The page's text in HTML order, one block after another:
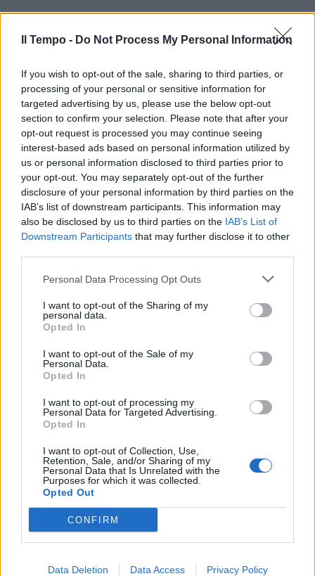
Il Tempo - Do Not Process My Personal Information
If you wish to opt-out of the sale, sharing to third parties, or
processing of your personal or sensitive information for
targeted advertising by us, please use the below opt-out
section to confirm your selection. Please note that after your
opt-out request is processed you may continue seeing
interest-based ads based on personal information utilized by
us or personal information disclosed to third parties prior to
your opt-out. You may separately opt-out of the further
disclosure of your personal information by third parties on the
IAB’s list of downstream participants. This information may
also be disclosed by us to third parties on the IAB’s List of
Downstream Participants that may further disclose it to other
Personal Data Processing Opt Outs
I want to opt-out of the Sharing of my
personal data.
Opted In
I want to opt-out of the Sale of my
Personal Data.
Opted In
I want to opt-out of processing my
Personal Data for Targeted Advertising.
Opted In
I want to opt-out of Collection, Use,
Retention, Sale, and/or Sharing of my
Personal Data that Is Unrelated with the
Purposes for which it was collected.
Opted Out
CONFIRM
Data Deletion Data Access Privacy Policy